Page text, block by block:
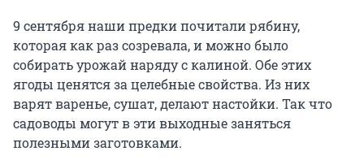
9 сентября наши предки почитали рябину,
которая как раз созревала, и можно было
собирать урожай наряду с калиной. Обе этих
ягоды ценятся за целебные свойства. Из них
варят варенье, сушат, делают настойки. Так что
садоводы могут в эти выходные заняться
полезными заготовками.